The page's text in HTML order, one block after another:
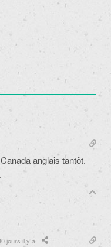
anglais tantôt.
jours il y a